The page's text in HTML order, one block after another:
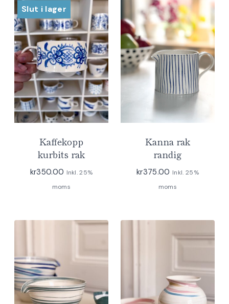
Slut i lager
Kaffekopp
kurbits rak
kr350.00 Inkl. 25%
moms
Kanna rak
randig
kr375.00 Inkl. 25%
moms